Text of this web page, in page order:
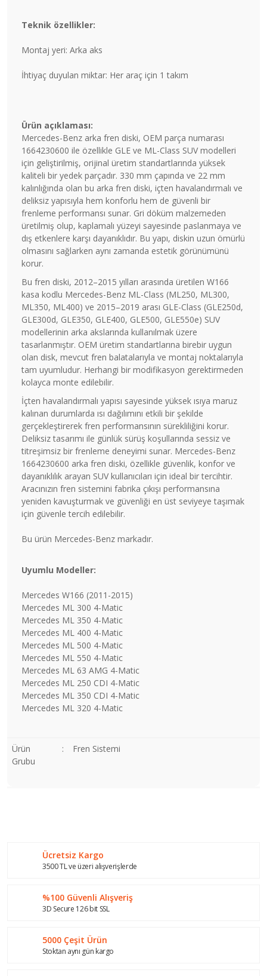
Teknik özellikler:
Montaj yeri: Arka aks
İhtiyaç duyulan miktar: Her araç için 1 takım
Ürün açıklaması:
Mercedes-Benz arka fren diski, OEM parça numarası
1664230600 ile özellikle GLE ve ML-Class SUV modelleri
için geliştirilmiş, orijinal üretim standartlarında yüksek
kaliteli bir yedek parçadır. 330 mm çapında ve 22 mm
kalınlığında olan bu arka fren diski, içten havalandırmalı ve
deliksiz yapısıyla hem konforlu hem de güvenli bir
frenleme performansı sunar. Gri döküm malzemeden
üretilmiş olup, kaplamalı yüzeyi sayesinde paslanmaya ve
dış etkenlere karşı dayanıklıdır. Bu yapı, diskin uzun ömürlü
olmasını sağlarken aynı zamanda estetik görünümünü
korur.
Bu fren diski, 2012–2015 yılları arasında üretilen W166
kasa kodlu Mercedes-Benz ML-Class (ML250, ML300,
ML350, ML400) ve 2015–2019 arası GLE-Class (GLE250d,
GLE300d, GLE350, GLE400, GLE500, GLE550e) SUV
modellerinin arka akslarında kullanılmak üzere
tasarlanmıştır. OEM üretim standartlarına birebir uygun
olan disk, mevcut fren balatalarıyla ve montaj noktalarıyla
tam uyumludur. Herhangi bir modifikasyon gerektirmeden
kolayca monte edilebilir.
İçten havalandırmalı yapısı sayesinde yüksek ısıya maruz
kalınan durumlarda ısı dağılımını etkili bir şekilde
gerçekleştirerek fren performansının sürekliliğini korur.
Deliksiz tasarımı ile günlük sürüş koşullarında sessiz ve
titreşimsiz bir frenleme deneyimi sunar. Mercedes-Benz
1664230600 arka fren diski, özellikle güvenlik, konfor ve
dayanıklılık arayan SUV kullanıcıları için ideal bir tercihtir.
Aracınızın fren sistemini fabrika çıkışı performansına
yeniden kavuşturmak ve güvenliği en üst seviyeye taşımak
için güvenle tercih edilebilir.
Bu ürün Mercedes-Benz markadır.
Uyumlu Modeller:
Mercedes W166 (2011-2015)
Mercedes ML 300 4-Matic
Mercedes ML 350 4-Matic
Mercedes ML 400 4-Matic
Mercedes ML 500 4-Matic
Mercedes ML 550 4-Matic
Mercedes ML 63 AMG 4-Matic
Mercedes ML 250 CDI 4-Matic
Mercedes ML 350 CDI 4-Matic
Mercedes ML 320 4-Matic
Ürün
Grubu
: Fren Sistemi
Ürün resmi kalitesiz, bozuk veya görüntülenemiyor.
Ürün bilgilerinde hatalar bulunuyor.
Bu ürüne benzer farklı alternatifler olmalı.
Ücretsiz Kargo
3500 TL ve üzeri alışverişlerde
%100 Güvenli Alışveriş
3D Secure 126 bit SSL
5000 Çeşit Ürün
Stoktan aynı gün kargo